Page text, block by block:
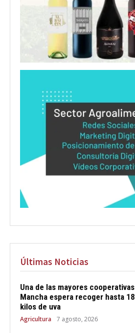
Últimas Noticias
Una de las mayores
Mancha espera recoger hasta
kilos de uva
Agricultura 7 agosto, 2026